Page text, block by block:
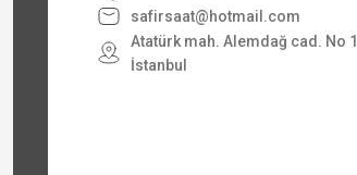
safirsaat@hotmail.com
Atatürk mah. Alemdağ cad. No
İstanbul